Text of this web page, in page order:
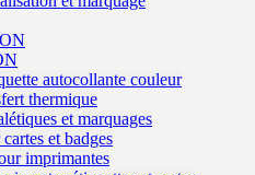
autocollante couleur
thermique
et marquages
et badges
imprimantes